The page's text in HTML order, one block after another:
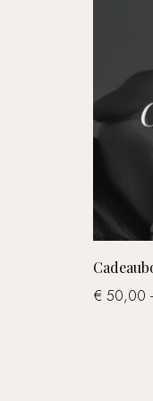
product
heeft
€ 50,00 -